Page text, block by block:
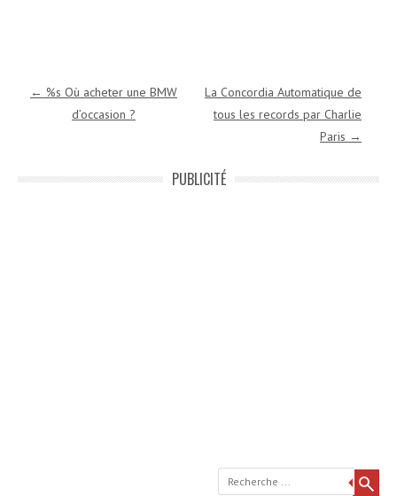
Navigation des articles
← %s Où acheter une BMW
d’occasion ?
La Concordia Automatique de
tous les records par Charlie
Paris →
PUBLICITÉ
Recherche